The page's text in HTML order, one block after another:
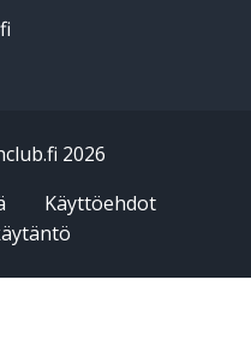
2026
Käyttöehdot